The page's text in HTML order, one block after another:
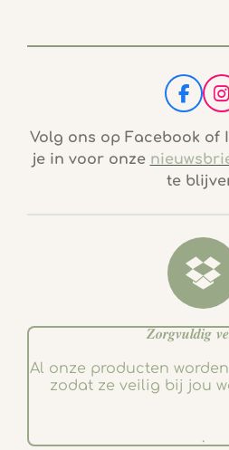
F
a
c
b
o
k
I
n
s
t
g
Volg ons op Facebook
je in voor onze
te
𝒁𝒐𝒓𝒈𝒗𝒖𝒍𝒅𝒊𝒈
Al onze producten
zodat ze veilig bij jou
.